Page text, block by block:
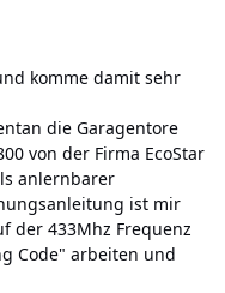
komme damit sehr
die Garagentore
von der Firma EcoStar
anlernbarer
ist mir
der 433Mhz Frequenz
Code" arbeiten und